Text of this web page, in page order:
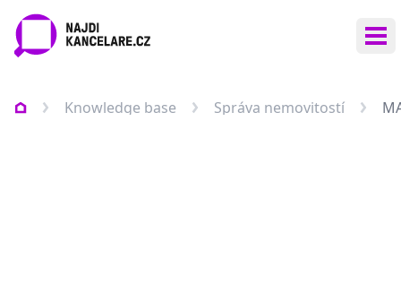
Knowledge base Správa nemovitostí